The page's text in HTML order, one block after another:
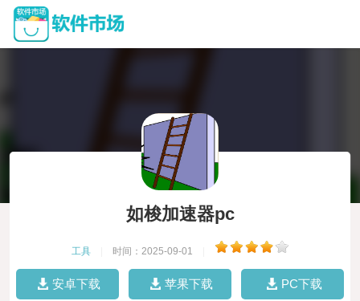
如梭加速器pc
工具 时间：2025-09-01
安卓下载 苹果下载 PC下载